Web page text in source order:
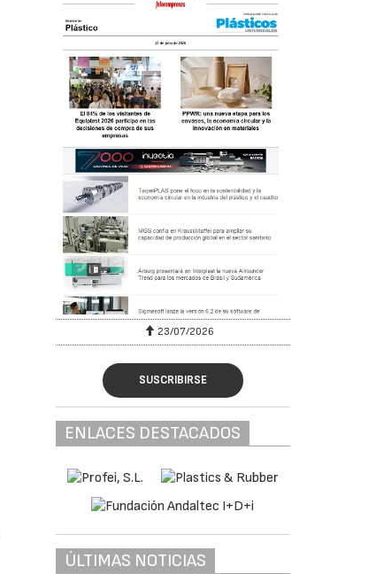
23/07/2026
SUSCRIBIRSE
ENLACES DESTACADOS
ÚLTIMAS NOTICIAS